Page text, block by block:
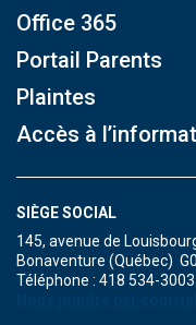
Office 365
Portail Parents
Plaintes
Accès à
SIÈGE SOCIAL
145, avenue de
Bonaventure (Québec)
Téléphone : 418 534-3003